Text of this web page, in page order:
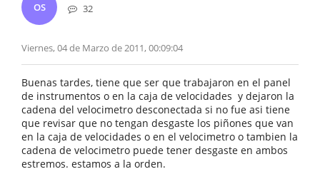
OS 32
Viernes, 04 de Marzo de 2011, 00:09:04
Buenas tardes, tiene que ser que trabajaron en el panel
de instrumentos o en la caja de velocidades y dejaron la
cadena del velocimetro desconectada si no fue asi tiene
que revisar que no tengan desgaste los piñones que van
en la caja de velocidades o en el velocimetro o tambien la
cadena de velocimetro puede tener desgaste en ambos
estremos. estamos a la orden.